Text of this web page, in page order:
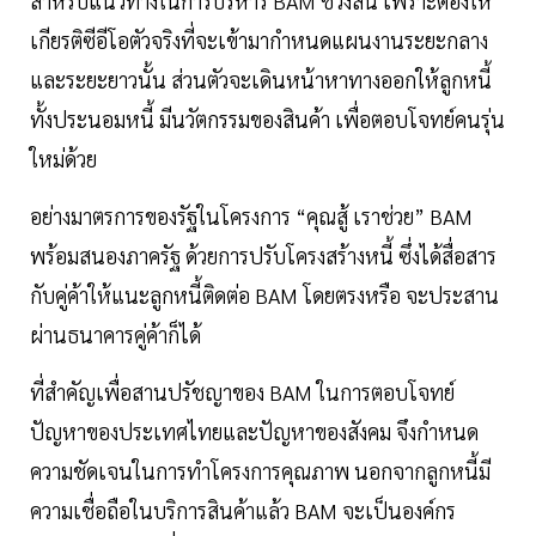
เกียรติซีอีโอตัวจริงที่จะเข้ามากำหนดแผนงานระยะกลาง
และระยะยาวนั้น ส่วนตัวจะเดินหน้าหาทางออกให้ลูกหนี้
ทั้งประนอมหนี้ มีนวัตกรรมของสินค้า เพื่อตอบโจทย์คนรุ่น
ใหม่ด้วย
อย่างมาตรการของรัฐในโครงการ “คุณสู้ เราช่วย” BAM
พร้อมสนองภาครัฐ ด้วยการปรับโครงสร้างหนี้ ซึ่งได้สื่อสาร
กับคู่ค้าให้แนะลูกหนี้ติดต่อ BAM โดยตรงหรือ จะประสาน
ผ่านธนาคารคู่ค้าก็ได้
ที่สำคัญเพื่อสานปรัชญาของ BAM ในการตอบโจทย์
ปัญหาของประเทศไทยและปัญหาของสังคม จึงกำหนด
ความชัดเจนในการทำโครงการคุณภาพ นอกจากลูกหนี้มี
ความเชื่อถือในบริการสินค้าแล้ว BAM จะเป็นองค์กร